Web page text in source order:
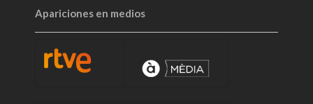
Apariciones en medios